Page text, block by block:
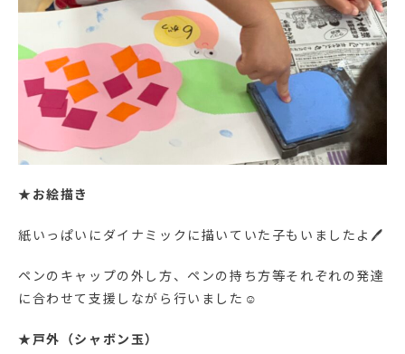
★ お絵描き
紙いっぱいにダイナミックに描いていた子もいましたよ🖊
ペンのキャップの外し方、ペンの持ち方等それぞれの発達
に合わせて支援しながら行いました☺
★ 戸外（シャボン玉）